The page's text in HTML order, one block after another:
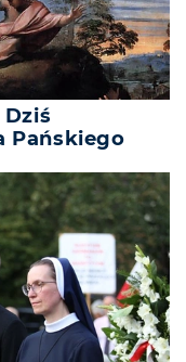
Pańskiego